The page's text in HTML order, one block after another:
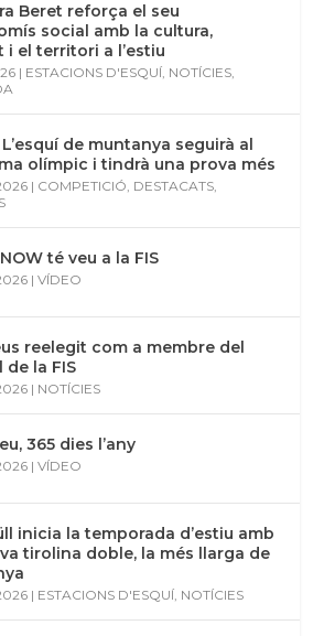
Beret reforça el seu
social amb la cultura,
i el territori a l’estiu
| ESTACIONS D'ESQUÍ, NOTÍCIES,
de muntanya seguirà al
olímpic i tindrà una prova més
| COMPETICIÓ, DESTACATS,
té veu a la FIS
|VÍDEO
reelegit com a membre del
de la FIS
| NOTÍCIES
365 dies l’any
|VÍDEO
inicia la temporada d’estiu amb
tirolina doble, la més llarga de
| ESTACIONS D'ESQUÍ, NOTÍCIES